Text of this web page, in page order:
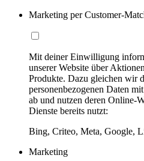
Marketing per Customer-
Mit deiner Einwilligung
unserer Website über
Produkte. Dazu gleichen wir
personenbezogenen Daten
ab und nutzen deren Online-
Dienste bereits nutzt:
Bing, Criteo, Meta, Google,
Marketing